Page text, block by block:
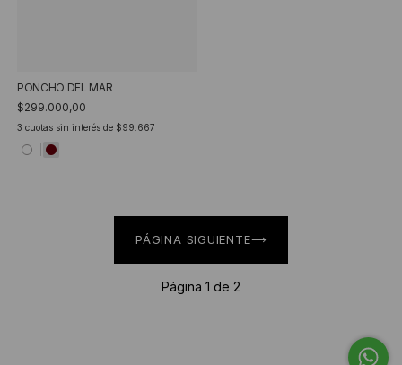
PONCHO DEL MAR
$299.000,00
3 cuotas sin interés de $99.667
PÁGINA SIGUIENTE
Página 1 de 2